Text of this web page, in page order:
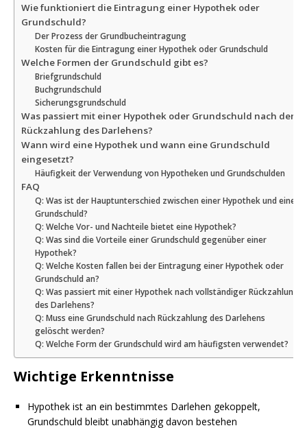
Wie funktioniert die Eintragung einer Hypothek oder
Grundschuld?
Der Prozess der Grundbucheintragung
Kosten für die Eintragung einer Hypothek oder Grundschuld
Welche Formen der Grundschuld gibt es?
Briefgrundschuld
Buchgrundschuld
Sicherungsgrundschuld
Was passiert mit einer Hypothek oder Grundschuld nach der
Rückzahlung des Darlehens?
Wann wird eine Hypothek und wann eine Grundschuld
eingesetzt?
Häufigkeit der Verwendung von Hypotheken und Grundschulden
FAQ
Q: Was ist der Hauptunterschied zwischen einer Hypothek und einer
Grundschuld?
Q: Welche Vor- und Nachteile bietet eine Hypothek?
Q: Was sind die Vorteile einer Grundschuld gegenüber einer
Hypothek?
Q: Welche Kosten fallen bei der Eintragung einer Hypothek oder
Grundschuld an?
Q: Was passiert mit einer Hypothek nach vollständiger Rückzahlung
des Darlehens?
Q: Muss eine Grundschuld nach Rückzahlung des Darlehens
gelöscht werden?
Q: Welche Form der Grundschuld wird am häufigsten verwendet?
Wichtige Erkenntnisse
Hypothek ist an ein bestimmtes Darlehen gekoppelt,
Grundschuld bleibt unabhängig davon bestehen